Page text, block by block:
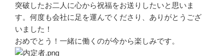
突破したお二人に心から祝福をお送りしたいと思いま
す。何度も会社に足を運んでくださり、ありがとうござ
いました！
おめでとう！一緒に働くのが今から楽しみです。